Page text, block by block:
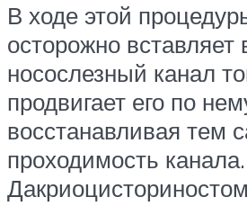
В ходе этой
осторожно вставляет
носослезный канал
продвигает его по
восстанавливая тем
проходимость канала.